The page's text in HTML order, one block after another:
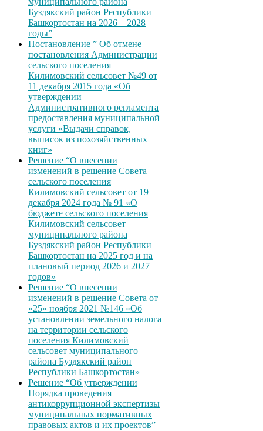
Буздякский район Республики
Башкортостан на 2026 – 2028
годы”
Постановление ” Об отмене
постановления Администрации
сельского поселения
Килимовский сельсовет №49 от
11 декабря 2015 года «Об
утверждении
Административного регламента
предоставления муниципальной
услуги «Выдачи справок,
выписок из похозяйственных
книг»
Решение “О внесении
изменений в решение Совета
сельского поселения
Килимовский сельсовет от 19
декабря 2024 года № 91 «О
бюджете сельского поселения
Килимовский сельсовет
муниципального района
Буздякский район Республики
Башкортостан на 2025 год и на
плановый период 2026 и 2027
годов»
Решение “О внесении
изменений в решение Совета от
«25» ноября 2021 №146 «Об
установлении земельного налога
на территории сельского
поселения Килимовский
сельсовет муниципального
района Буздякский район
Республики Башкортостан»
Решение “Об утверждении
Порядка проведения
антикоррупционной экспертизы
муниципальных нормативных
правовых актов и их проектов”